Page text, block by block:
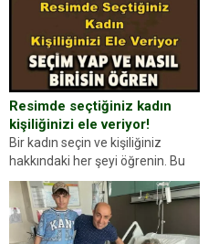
Resimde seçtiğiniz kadın
kişiliğinizi ele veriyor!
Bir kadın seçin ve kişiliğiniz
hakkındaki her şeyi öğrenin. Bu
kez karşınıza oldukça farklı bir
kişilik testiyle çıkıyoruz. Resimde
gördüğünüz kadın figürlerinden
dikkatinizi en...